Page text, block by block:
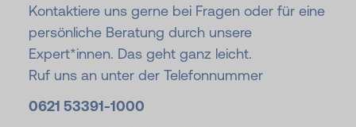
Kontaktiere uns gerne bei Fragen oder für eine
persönliche Beratung durch unsere
Expert*innen. Das geht ganz leicht.
Ruf uns an unter der Telefonnummer
0621 53391-1000